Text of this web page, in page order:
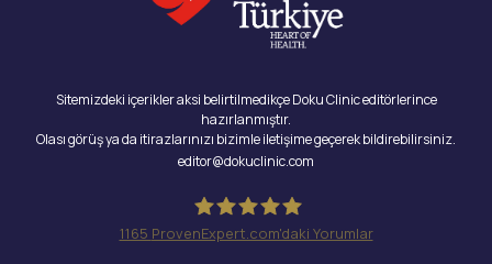
Sitemizdeki içerikler aksi belirtilmedikçe Doku Clinic editörlerince
hazırlanmıştır.
Olası görüş ya da itirazlarınızı bizimle iletişime geçerek bildirebilirsiniz.
editor@dokuclinic.com
1165 ProvenExpert.com'daki Yorumlar